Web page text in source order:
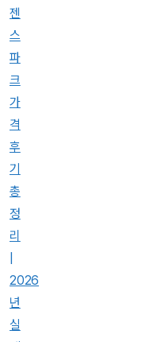
젠
스
파
크
가
격
후
기
총
정
리
2026
년
실